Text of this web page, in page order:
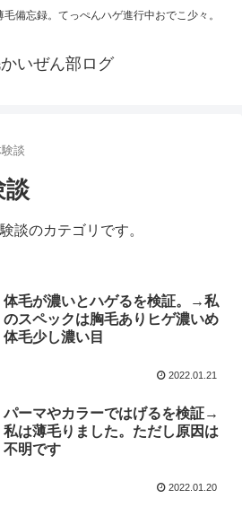
備忘録。てっぺんハゲ進行中おでこ少々。
いぜん部ログ
談
談
談のカテゴリです。
体毛が濃いとハゲるを検証。→私
のスペックは胸毛ありヒゲ濃いめ
体毛少し濃い目
2022.01.21
パーマやカラーではげるを検証→
私は薄毛りました。ただし原因は
不明です
2022.01.20